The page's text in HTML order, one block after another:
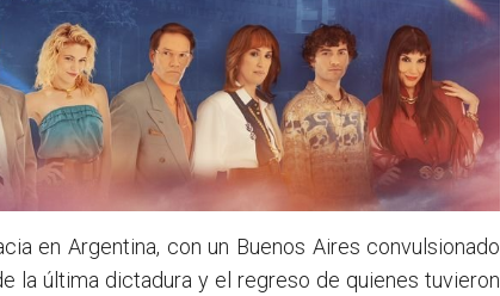
en Argentina, con un Buenos Aires convulsionado
la última dictadura y el regreso de quienes tuvieron